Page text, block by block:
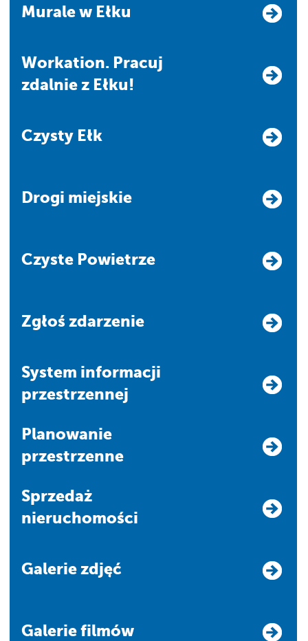
Murale w Ełku
Workation. Pracuj
zdalnie z Ełku!
Czysty Ełk
Drogi miejskie
Czyste Powietrze
Zgłoś zdarzenie
system informacji
przestrzennej
Planowanie
przestrzenne
Sprzedaż
nieruchomości
Galerie zdjęć
Galerie filmów